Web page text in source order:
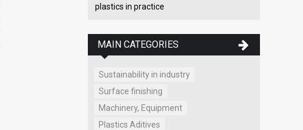
plastics in practice
MAIN CATEGORIES
Sustainability in industry
Surface finishing
Machinery, Equipment
Plastics Aditives